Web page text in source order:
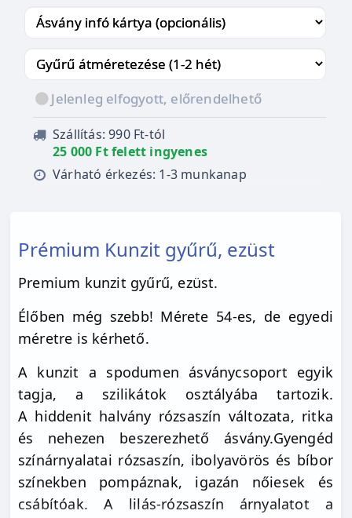
Jelenleg elfogyott, előrendelhető
Szállítás: 990 Ft-tól
25 000 Ft felett ingyenes
Várható érkezés: 1-3 munkanap
Prémium Kunzit gyűrű, ezüst
Premium kunzit gyűrű, ezüst.
Élőben még szebb! Mérete 54-es, de egyedi
méretre is kérhető.
A kunzit a spodumen ásványcsoport egyik
tagja, a szilikátok osztályába tartozik.
A hiddenit halvány rózsaszín változata, ritka
és nehezen beszerezhető ásvány.Gyengéd
színárnyalatai rózsaszín, ibolyavörös és bíbor
színekben pompáznak, igazán nőiesek és
csábítóak. A lilás-rózsaszín árnyalatot a